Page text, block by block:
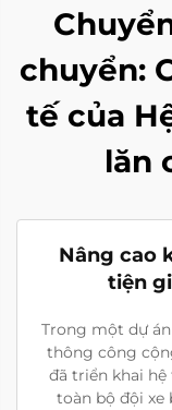
chuyển:
tế của
lăn
Nâng cao
tiện
Trong một dự
thông công
đã triển khai
toàn bộ đội xe